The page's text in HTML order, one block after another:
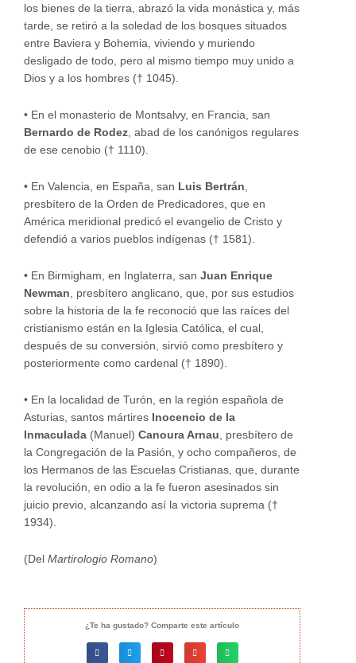
los bienes de la tierra, abrazó la vida monástica y, más
tarde, se retiró a la soledad de los bosques situados
entre Baviera y Bohemia, viviendo y muriendo
desligado de todo, pero al mismo tiempo muy unido a
Dios y a los hombres († 1045).
• En el monasterio de Montsalvy, en Francia, san
Bernardo de Rodez, abad de los canónigos regulares
de ese cenobio († 1110).
• En Valencia, en España, san Luis Bertrán,
presbítero de la Orden de Predicadores, que en
América meridional predicó el evangelio de Cristo y
defendió a varios pueblos indígenas († 1581).
• En Birmigham, en Inglaterra, san Juan Enrique
Newman, presbítero anglicano, que, por sus estudios
sobre la historia de la fe reconoció que las raíces del
cristianismo están en la Iglesia Católica, el cual,
después de su conversión, sirvió como presbítero y
posteriormente como cardenal († 1890).
• En la localidad de Turón, en la región española de
Asturias, santos mártires Inocencio de la
Inmaculada (Manuel) Canoura Arnau, presbítero de
la Congregación de la Pasión, y ocho compañeros, de
los Hermanos de las Escuelas Cristianas, que, durante
la revolución, en odio a la fe fueron asesinados sin
juicio previo, alcanzando así la victoria suprema (†
1934).
(Del Martirologio Romano)
¿Te ha gustado? Comparte este artículo